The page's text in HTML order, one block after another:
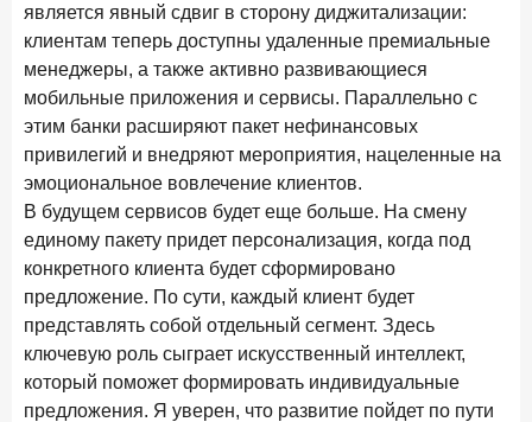
является явный сдвиг в сторону диджитализации:
клиентам теперь доступны удаленные премиальные
менеджеры, а также активно развивающиеся
мобильные приложения и сервисы. Параллельно с
этим банки расширяют пакет нефинансовых
привилегий и внедряют мероприятия, нацеленные на
эмоциональное вовлечение клиентов.
В будущем сервисов будет еще больше. На смену
единому пакету придет персонализация, когда под
конкретного клиента будет сформировано
предложение. По сути, каждый клиент будет
представлять собой отдельный сегмент. Здесь
ключевую роль сыграет искусственный интеллект,
который поможет формировать индивидуальные
предложения. Я уверен, что развитие пойдет по пути